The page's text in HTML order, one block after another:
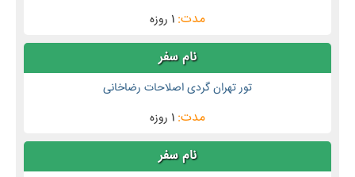
1 روزه
تور تهران گردی اصلاحات رضاخانی
1 روزه